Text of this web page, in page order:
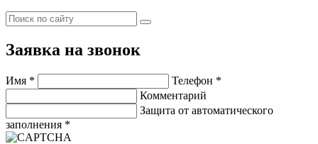
Заявка на звонок
Имя * Телефон *
Комментарий
Защита от автоматического
заполнения *